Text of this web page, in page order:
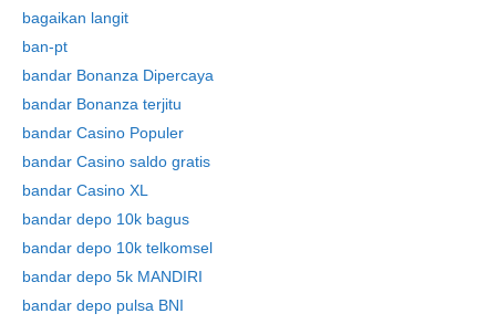
bagaikan langit
ban-pt
bandar Bonanza Dipercaya
bandar Bonanza terjitu
bandar Casino Populer
bandar Casino saldo gratis
bandar Casino XL
bandar depo 10k bagus
bandar depo 10k telkomsel
bandar depo 5k MANDIRI
bandar depo pulsa BNI